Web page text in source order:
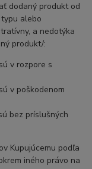
dodaný produkt od
alebo
a nedotýka
produkt/:
v rozpore s
v poškodenom
bez príslušných
Kupujúcemu podľa
iného právo na